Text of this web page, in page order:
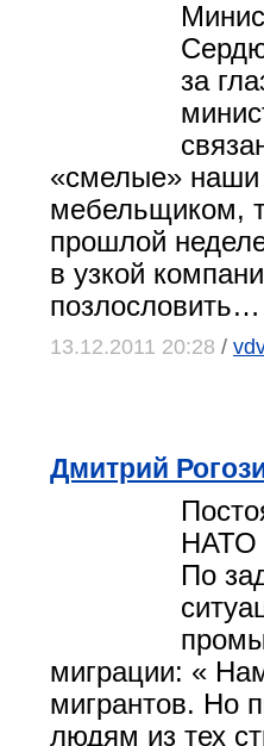
за
«смелые»
мебельщиком,
прошлой
в узкой
позлословить…
13.12.2011 20:28 /
Дмитрий
НАТО
По
миграции: «
мигрантов. Но
людям из тех